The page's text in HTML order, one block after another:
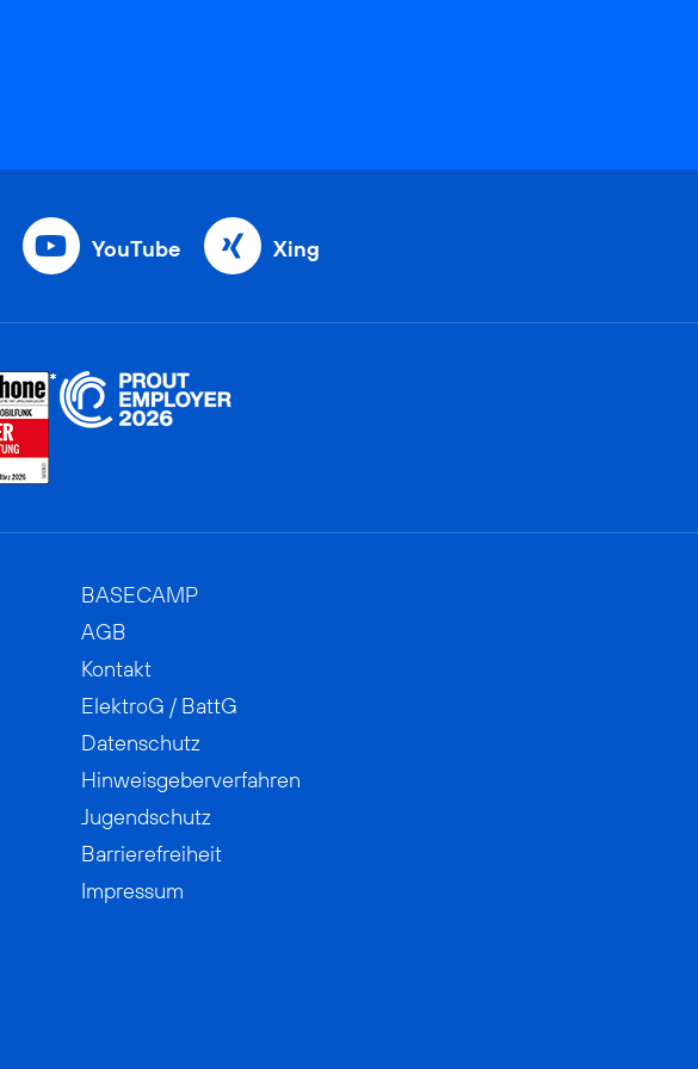
YouTube Xing
BASECAMP
AGB
Kontakt
ElektroG / BattG
Datenschutz
Hinweisgeberverfahren
Jugendschutz
Barrierefreiheit
Impressum